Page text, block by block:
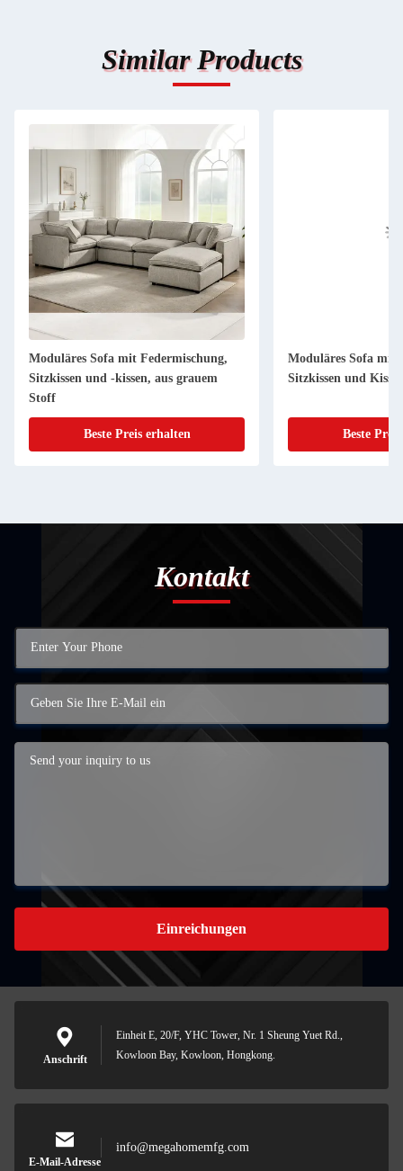
Similar Products
Moduläres Sofa mit Federmischung,
Sitzkissen und -kissen, aus grauem
Stoff
Beste Preis erhalten
Moduläres Sofa mit
Sitzkissen und
Beste
Kontakt
Einreichungen
Anschrift
Einheit E, 20/F, YHC Tower, Nr. 1 Sheung Yuet Rd.,
Kowloon Bay, Kowloon, Hongkong.
E-Mail-Adresse
info@megahomemfg.com